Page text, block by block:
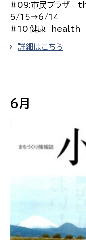
#09:市民プラザ
5/15→6/14
#10:健康 health
詳細はこちら
6月